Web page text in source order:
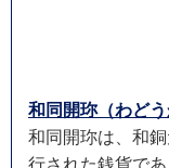
和同開珎（わど
和同開珎は、和
行された銭貨で